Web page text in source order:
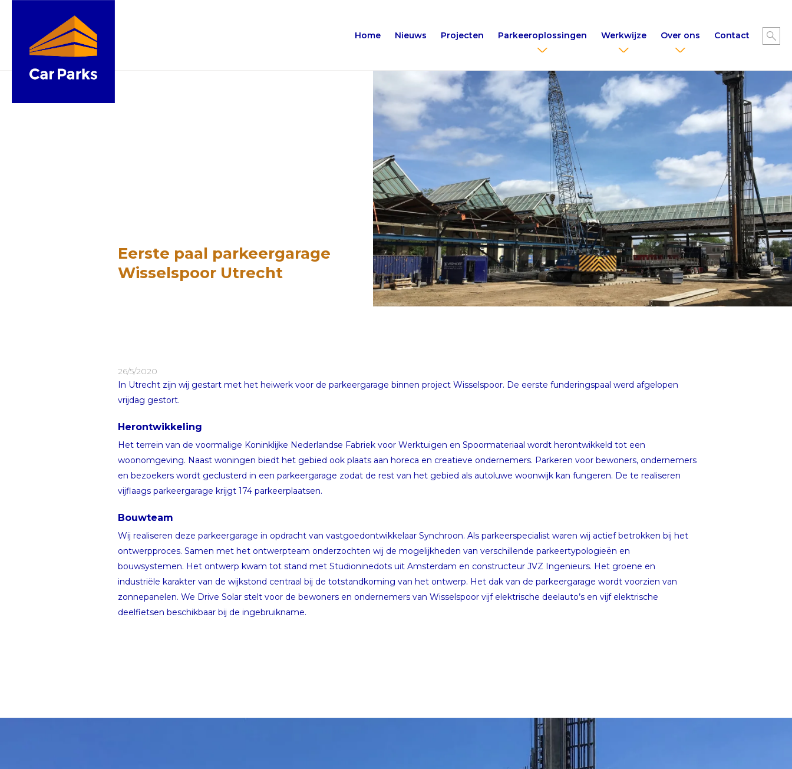
Home Nieuws Projecten Parkeeroplossingen Werkwijze Over ons Contact
Eerste paal parkeergarage
Wisselspoor Utrecht
26/5/2020
In Utrecht zijn wij gestart met het heiwerk voor de parkeergarage binnen project Wisselspoor. De eerste funderingspaal werd afgelopen
vrijdag gestort.
Herontwikkeling
Het terrein van de voormalige Koninklijke Nederlandse Fabriek voor Werktuigen en Spoormateriaal wordt herontwikkeld tot een
woonomgeving. Naast woningen biedt het gebied ook plaats aan horeca en creatieve ondernemers. Parkeren voor bewoners, ondernemers
en bezoekers wordt geclusterd in een parkeergarage zodat de rest van het gebied als autoluwe woonwijk kan fungeren. De te realiseren
vijflaags parkeergarage krijgt 174 parkeerplaatsen.
Bouwteam
Wij realiseren deze parkeergarage in opdracht van vastgoedontwikkelaar Synchroon. Als parkeerspecialist waren wij actief betrokken bij het
ontwerpproces. Samen met het ontwerpteam onderzochten wij de mogelijkheden van verschillende parkeertypologieën en
bouwsystemen. Het ontwerp kwam tot stand met Studioninedots uit Amsterdam en constructeur JVZ Ingenieurs. Het groene en
industriële karakter van de wijkstond centraal bij de totstandkoming van het ontwerp. Het dak van de parkeergarage wordt voorzien van
zonnepanelen. We Drive Solar stelt voor de bewoners en ondernemers van Wisselspoor vijf elektrische deelauto’s en vijf elektrische
deelfietsen beschikbaar bij de ingebruikname.